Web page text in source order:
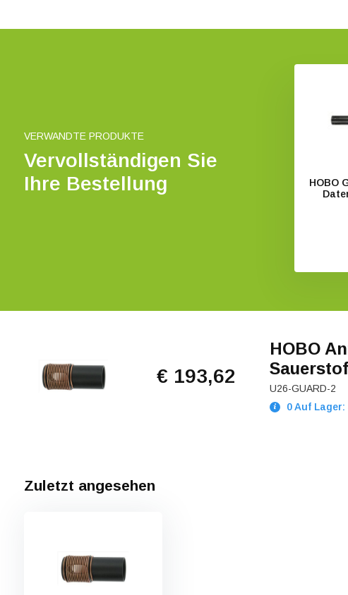
VERWANDTE PRODUKTE
Vervollständigen Sie
Ihre Bestellung
HOBO Gelöster Sauerstoff
€ 193,62
HOBO
U26-GUARD-2
0 Auf
Zuletzt angesehen